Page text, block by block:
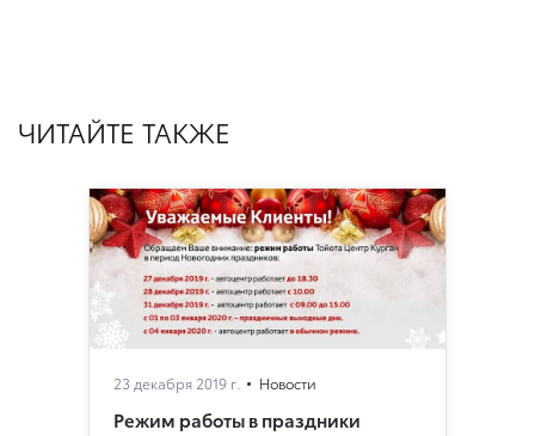
ЧИТАЙТЕ ТАКЖЕ
23 декабря 2019 г. Новости
Режим работы в праздники